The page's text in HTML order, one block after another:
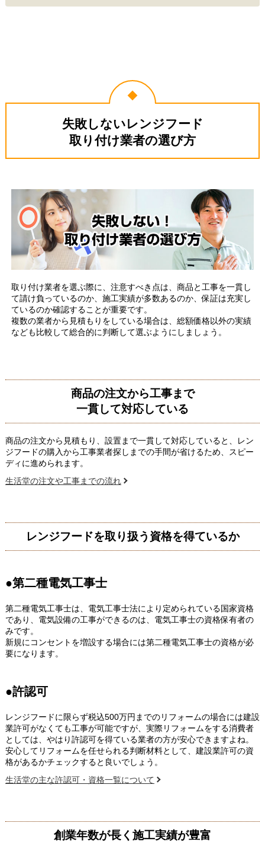
失敗しないレンジフード
取り付け業者の選び方
取り付け業者を選ぶ際に、注意すべき点は、商品と工事を一貫し
て請け負っているのか、施工実績が多数あるのか、保証は充実し
ているのか確認することが重要です。
複数の業者から見積もりをしている場合は、総額価格以外の実績
なども比較して総合的に判断して選ぶようにしましょう。
商品の注文から工事まで
一貫して対応している
商品の注文から見積もり、設置まで一貫して対応していると、レン
ジフードの購入から工事業者探しまでの手間が省けるため、スピー
ディに進められます。
生活堂の注文や工事までの流れ
レンジフードを取り扱う資格を得ているか
●第二種電気工事士
第二種電気工事士は、電気工事士法により定められている国家資格
であり、電気設備の工事ができるのは、電気工事士の資格保有者の
みです。
新規にコンセントを増設する場合には第二種電気工事士の資格が必
要になります。
●許認可
レンジフードに限らず税込500万円までのリフォームの場合には建設
業許可がなくても工事が可能ですが、実際リフォームをする消費者
としては、やはり許認可を得ている業者の方が安心できますよね。
安心してリフォームを任せられる判断材料として、建設業許可の資
格があるかチェックすると良いでしょう。
生活堂の主な許認可・資格一覧について
創業年数が長く施工実績が豊富